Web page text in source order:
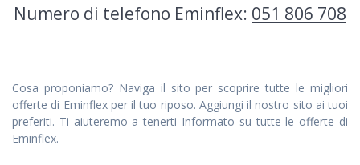
Numero di telefono Eminflex: 051 806 708
Cosa proponiamo? Naviga il sito per scoprire tutte le migliori
offerte di Eminflex per il tuo riposo. Aggiungi il nostro sito ai tuoi
preferiti. Ti aiuteremo a tenerti Informato su tutte le offerte di
Eminflex.